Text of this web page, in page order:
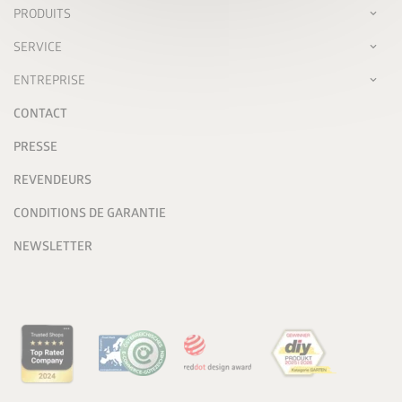
PRODUITS
SERVICE
ENTREPRISE
CONTACT
PRESSE
REVENDEURS
CONDITIONS DE GARANTIE
NEWSLETTER